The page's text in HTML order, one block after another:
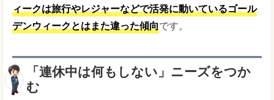
ィークは旅行やレジャーなどで活発に動いているゴール
デンウィークとはまた違った傾向です。
「連休中は何もしない」ニーズをつか
む